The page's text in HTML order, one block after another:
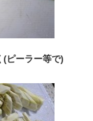
(ピーラー等で)